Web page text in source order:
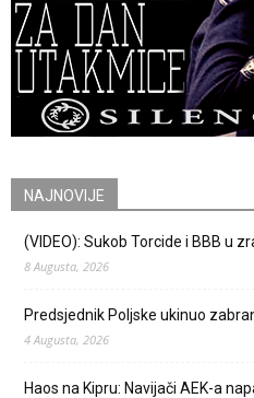
NAJNOVIJE
(VIDEO): Sukob Torcide i BBB u
8 Augusta, 2026
Predsjednik Poljske ukinuo
4 Augusta, 2026
Haos na Kipru: Navijači AEK-a